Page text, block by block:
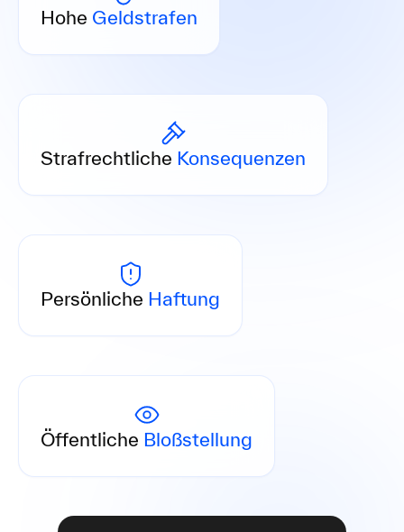
Hohe Geldstrafen
Jahresumsatzes – bei Verstößen wird es schnell
teuer.
Strafrechtliche Konsequenzen
Freiheitsstrafen bis zu 10 Jahren bei
schwerwiegender Non-Compliance.
Persönliche Haftung
Führungskräfte haften bei fehlender oder
mangelhafter Prävention.
Öffentliche Bloßstellung
Verstöße werden von Behörden veröffentlicht –
mit Folgen für Ihre Reputation.